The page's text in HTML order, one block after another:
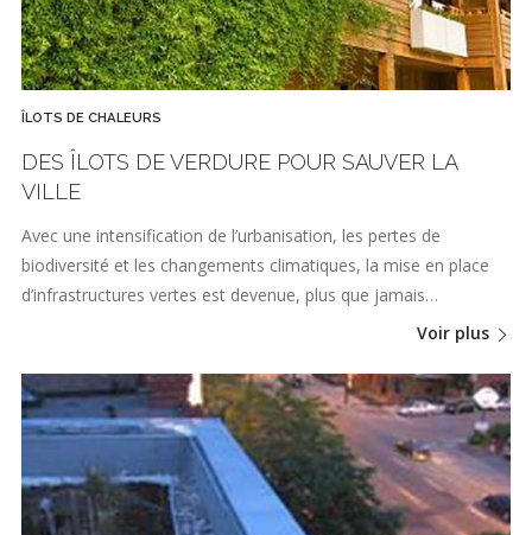
ÎLOTS DE CHALEURS
DES ÎLOTS DE VERDURE POUR SAUVER LA
VILLE
Avec une intensification de l’urbanisation, les pertes de
biodiversité et les changements climatiques, la mise en place
d’infrastructures vertes est devenue, plus que jamais…
Voir plus